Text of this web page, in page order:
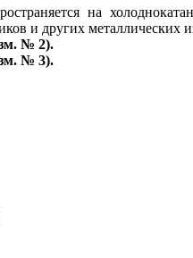
няется на
и других металлических
№ 2).
№ 3).